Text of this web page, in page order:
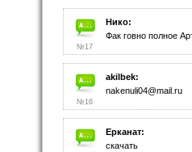
Нико:
Фак говно полное
№17
akilbek:
nakenuli04@mail.ru
№16
Ерканат:
скачать